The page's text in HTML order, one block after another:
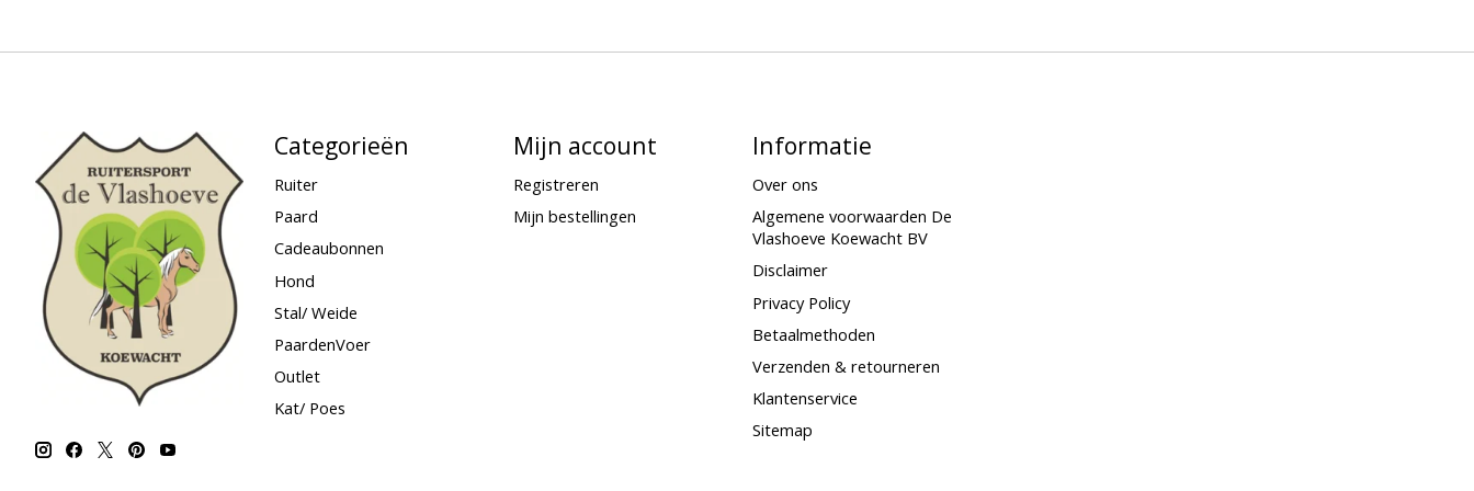
Categorieën
Ruiter
Paard
Cadeaubonnen
Hond
Stal/ Weide
PaardenVoer
Outlet
Kat/ Poes
Mijn account
Registreren
Mijn bestellingen
Informatie
Over ons
Algemene voorwaarden De
Vlashoeve Koewacht BV
Disclaimer
Privacy Policy
Betaalmethoden
Verzenden & retourneren
Klantenservice
Sitemap